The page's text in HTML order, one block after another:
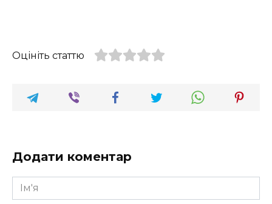
Оцініть статтю
Додати коментар
Ім'я
*